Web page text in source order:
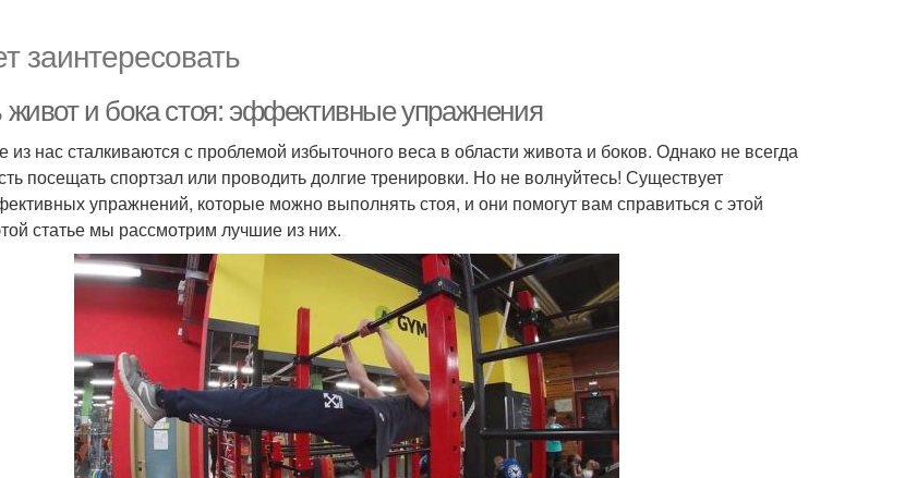
заинтересовать
живот и бока стоя: эффективные упражнения
из нас сталкиваются с проблемой избыточного веса в области живота и боков. Однако не всегда
посещать спортзал или проводить долгие тренировки. Но не волнуйтесь! Существует
упражнений, которые можно выполнять стоя, и они помогут вам справиться с этой
статье мы рассмотрим лучшие из них.